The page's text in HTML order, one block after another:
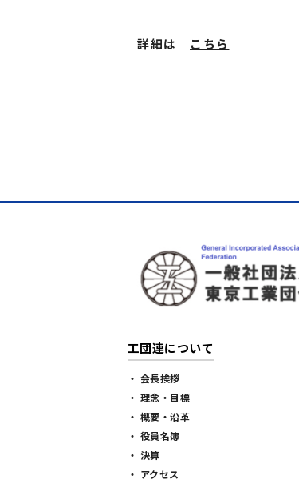
詳細は こちら
工団連について
・ 会長挨拶
・ 理念・目標
・ 概要・沿革
・ 役員名簿
・ 決算
・ アクセス